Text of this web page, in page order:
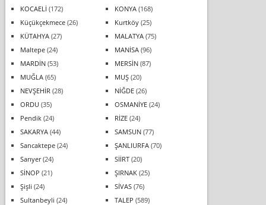
KOCAELİ (172) KONYA(168)
Küçükçekmece(26) Kurtköy(25)
KÜTAHYA(27) MALATYA(75)
Maltepe(24) MANİSA(96)
MARDİN(53) MERSİN(87)
MUĞLA(65) MUŞ(20)
NEVŞEHİR (28) NİĞDE(26)
ORDU (35) OSMANİYE(24)
Pendik(24) RİZE(24)
SAKARYA(44) SAMSUN(77)
Sancaktepe(24) ŞANLIURFA(70)
Sarıyer(24) SİİRT(20)
SİNOP (21) ŞIRNAK(25)
Şişli (24) SİVAS(76)
Sultanbeyli (24) TALEP (589)